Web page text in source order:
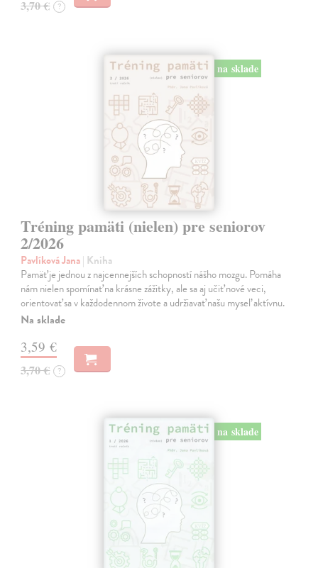
3,70 € ?
na sklade
Tréning pamäti (nielen) pre seniorov
2/2026
Pavlíková Jana| Kniha
Pamäť je jednou z najcennejších schopností nášho mozgu. Pomáha
nám nielen spomínať na krásne zážitky, ale sa aj učiť nové veci,
orientovať sa v každodennom živote a udržiavať našu myseľ aktívnu.
Na sklade
3,59 €
3,70 € ?
na sklade